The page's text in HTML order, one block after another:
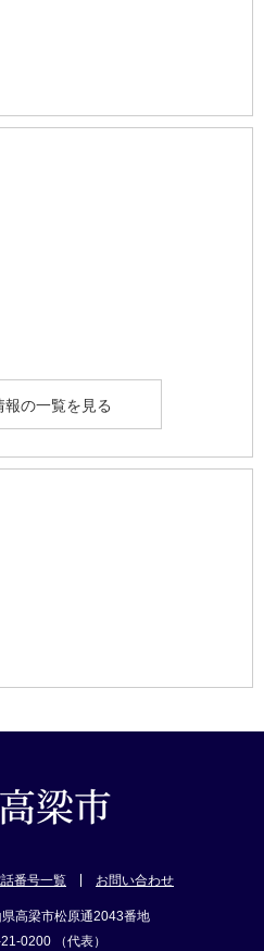
報の一覧を見る
番号一覧 お問い合わせ
高梁市松原通2043番地
0200 （代表）